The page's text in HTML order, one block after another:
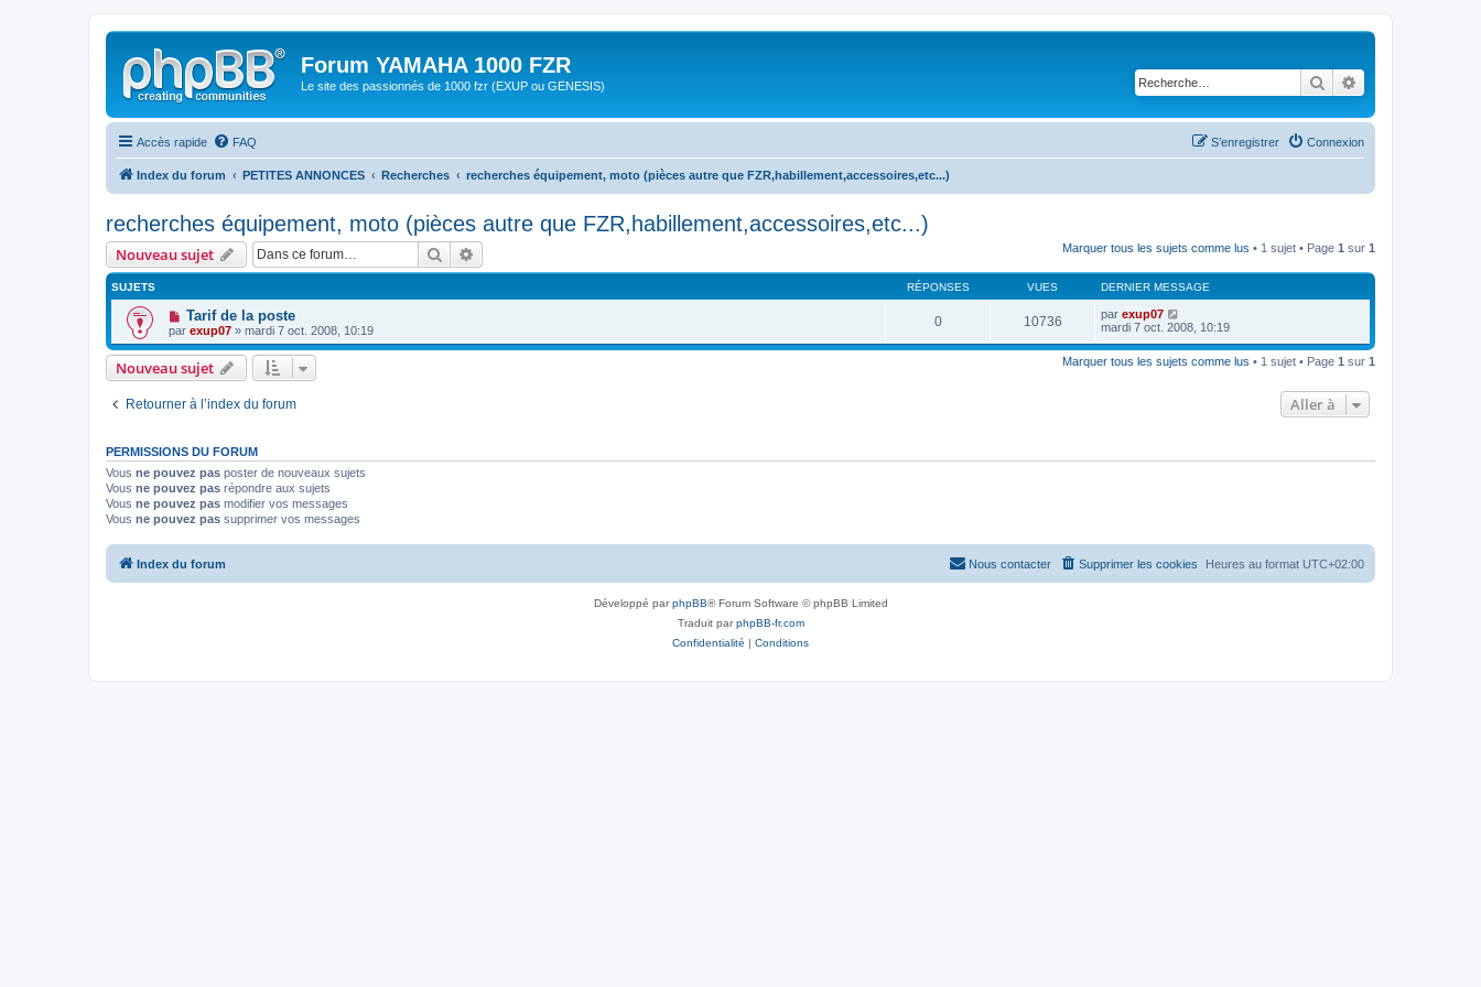
Forum YAMAHA 1000 FZR
Le site des passionnés de 1000 fzr (EXUP ou GENESIS) Rechercher
Accès rapide FAQ Connexion
S’enregistrer
Index du forum PETITES ANNONCES Recherches recherches équipement, moto (pièces autre que FZR,habillement,accessoires,etc...)
recherches équipement, moto (pièces autre que FZR,habillement,accessoires,etc...)
Nouveau sujet Rechercher Marquer tous les sujets comme lus • 1 sujet • Page 1 sur 1
SUJETS RÉPONSES VUES DERNIER MESSAGE
Tarif de la poste
par exup07 » mardi 7 oct. 2008, 10:19
0 10736 par exup07
mardi 7 oct. 2008, 10:19
Nouveau sujet Marquer tous les sujets comme lus • 1 sujet • Page 1 sur 1
Retourner à l’index du forum Aller à
PERMISSIONS DU FORUM
Vous ne pouvez pas poster de nouveaux sujets
Vous ne pouvez pas répondre aux sujets
Vous ne pouvez pas modifier vos messages
Vous ne pouvez pas supprimer vos messages
Index du forum Heures au format UTC+02:00
Supprimer les cookies
Nous contacter
Développé parphpBB® Forum Software © phpBB Limited
Traduit parphpBB-fr.com
Confidentialité | Conditions